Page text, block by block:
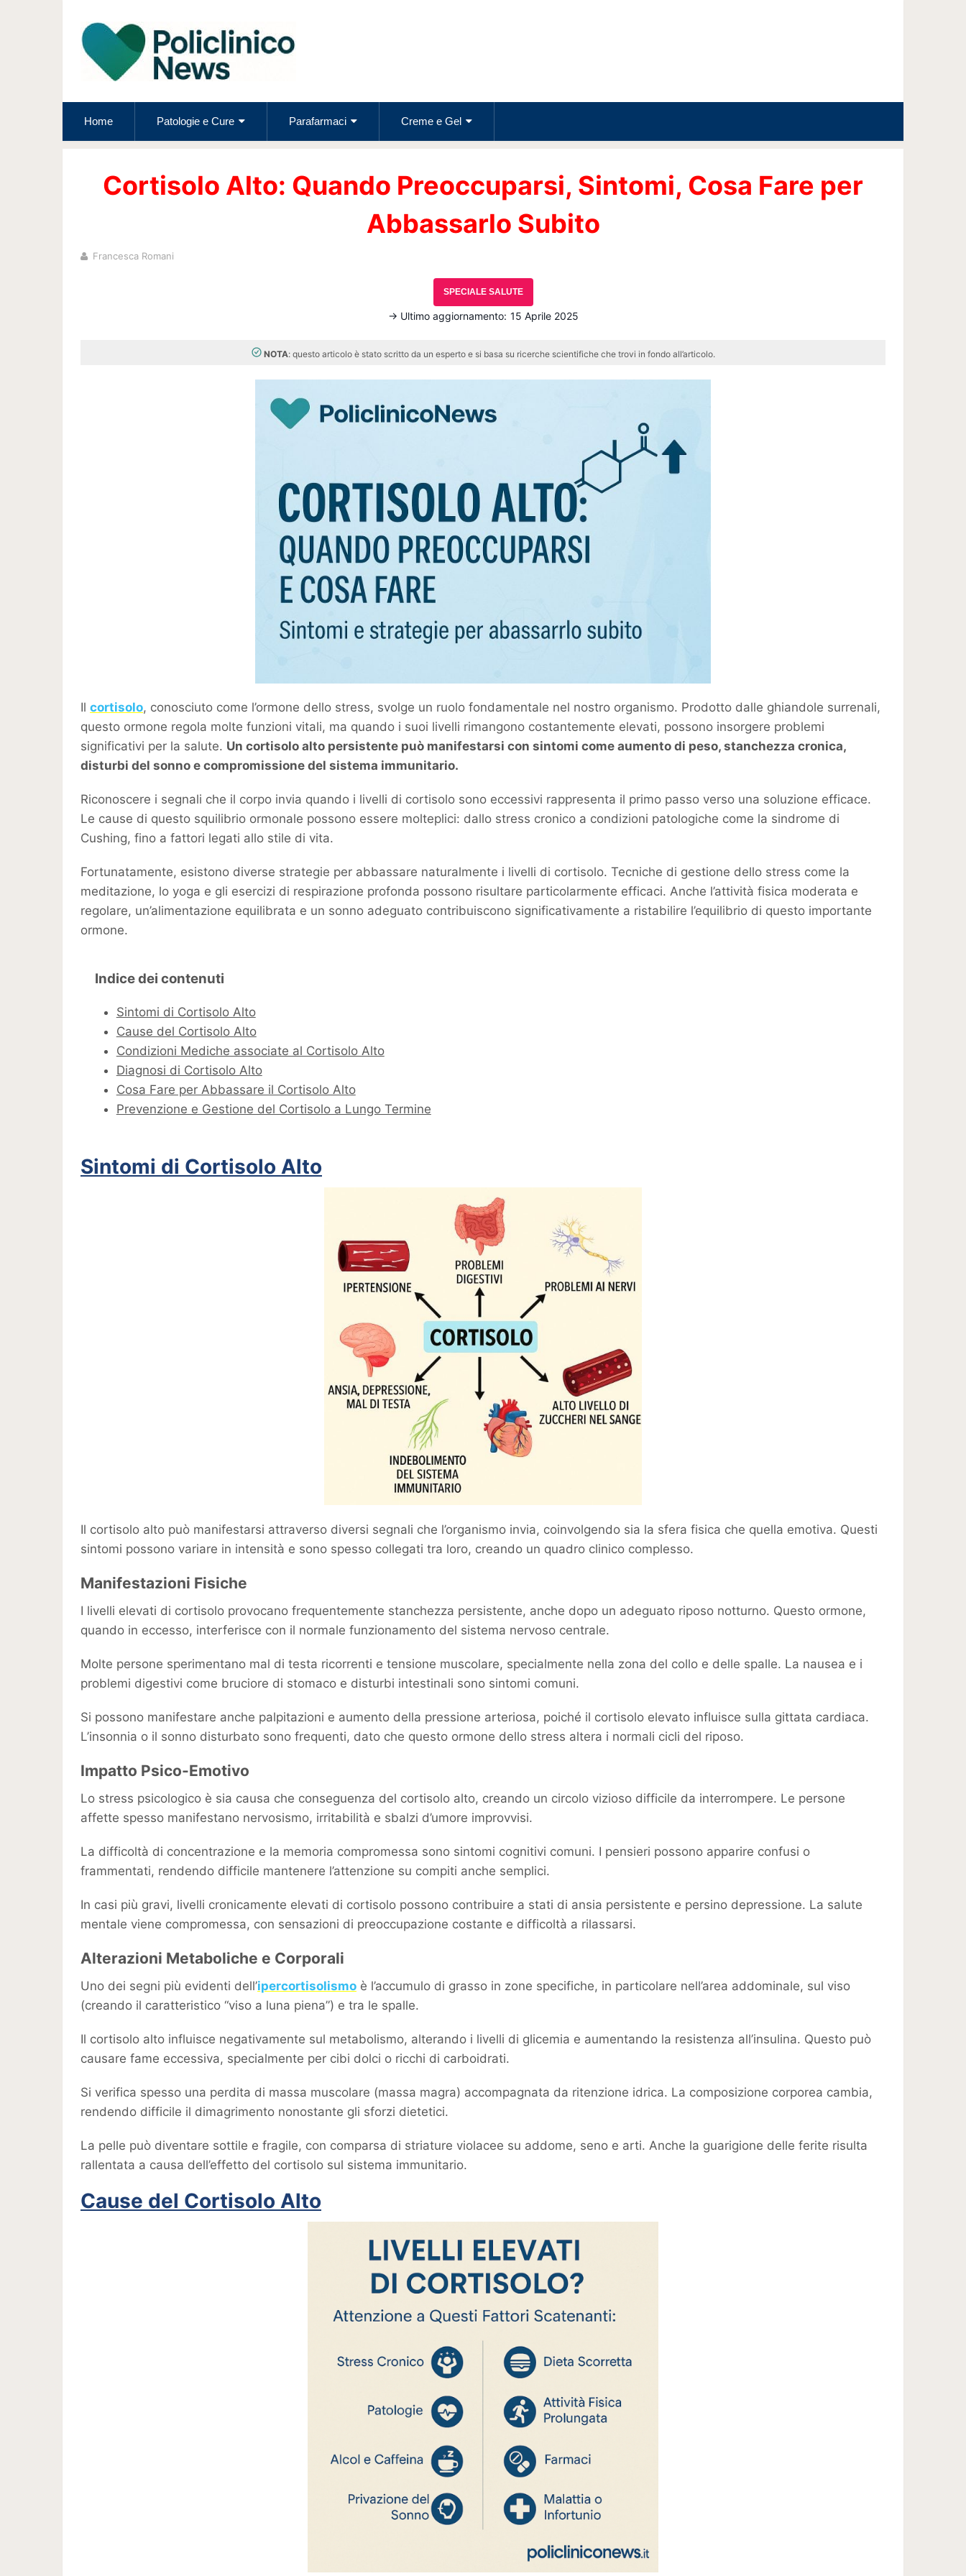
Home Patologie e Cure Parafarmaci Creme e Gel
Cortisolo Alto: Quando Preoccuparsi, Sintomi, Cosa Fare per
Abbassarlo Subito
Francesca Romani
SPECIALE SALUTE
→ Ultimo aggiornamento: 15 Aprile 2025
NOTA: questo articolo è stato scritto da un esperto e si basa su ricerche scientifiche che trovi in fondo all’articolo.
Il cortisolo, conosciuto come l’ormone dello stress, svolge un ruolo fondamentale nel nostro organismo. Prodotto dalle ghiandole surrenali,
questo ormone regola molte funzioni vitali, ma quando i suoi livelli rimangono costantemente elevati, possono insorgere problemi
significativi per la salute. Un cortisolo alto persistente può manifestarsi con sintomi come aumento di peso, stanchezza cronica,
disturbi del sonno e compromissione del sistema immunitario.
Riconoscere i segnali che il corpo invia quando i livelli di cortisolo sono eccessivi rappresenta il primo passo verso una soluzione efficace.
Le cause di questo squilibrio ormonale possono essere molteplici: dallo stress cronico a condizioni patologiche come la sindrome di
Cushing, fino a fattori legati allo stile di vita.
Fortunatamente, esistono diverse strategie per abbassare naturalmente i livelli di cortisolo. Tecniche di gestione dello stress come la
meditazione, lo yoga e gli esercizi di respirazione profonda possono risultare particolarmente efficaci. Anche l’attività fisica moderata e
regolare, un’alimentazione equilibrata e un sonno adeguato contribuiscono significativamente a ristabilire l’equilibrio di questo importante
ormone.
Indice dei contenuti
Sintomi di Cortisolo Alto
Cause del Cortisolo Alto
Condizioni Mediche associate al Cortisolo Alto
Diagnosi di Cortisolo Alto
Cosa Fare per Abbassare il Cortisolo Alto
Prevenzione e Gestione del Cortisolo a Lungo Termine
Sintomi di Cortisolo Alto
Il cortisolo alto può manifestarsi attraverso diversi segnali che l’organismo invia, coinvolgendo sia la sfera fisica che quella emotiva. Questi
sintomi possono variare in intensità e sono spesso collegati tra loro, creando un quadro clinico complesso.
Manifestazioni Fisiche
I livelli elevati di cortisolo provocano frequentemente stanchezza persistente, anche dopo un adeguato riposo notturno. Questo ormone,
quando in eccesso, interferisce con il normale funzionamento del sistema nervoso centrale.
Molte persone sperimentano mal di testa ricorrenti e tensione muscolare, specialmente nella zona del collo e delle spalle. La nausea e i
problemi digestivi come bruciore di stomaco e disturbi intestinali sono sintomi comuni.
Si possono manifestare anche palpitazioni e aumento della pressione arteriosa, poiché il cortisolo elevato influisce sulla gittata cardiaca.
L’insonnia o il sonno disturbato sono frequenti, dato che questo ormone dello stress altera i normali cicli del riposo.
Impatto Psico-Emotivo
Lo stress psicologico è sia causa che conseguenza del cortisolo alto, creando un circolo vizioso difficile da interrompere. Le persone
affette spesso manifestano nervosismo, irritabilità e sbalzi d’umore improvvisi.
La difficoltà di concentrazione e la memoria compromessa sono sintomi cognitivi comuni. I pensieri possono apparire confusi o
frammentati, rendendo difficile mantenere l’attenzione su compiti anche semplici.
In casi più gravi, livelli cronicamente elevati di cortisolo possono contribuire a stati di ansia persistente e persino depressione. La salute
mentale viene compromessa, con sensazioni di preoccupazione costante e difficoltà a rilassarsi.
Alterazioni Metaboliche e Corporali
Uno dei segni più evidenti dell’ipercortisolismo è l’accumulo di grasso in zone specifiche, in particolare nell’area addominale, sul viso
(creando il caratteristico “viso a luna piena”) e tra le spalle.
Il cortisolo alto influisce negativamente sul metabolismo, alterando i livelli di glicemia e aumentando la resistenza all’insulina. Questo può
causare fame eccessiva, specialmente per cibi dolci o ricchi di carboidrati.
Si verifica spesso una perdita di massa muscolare (massa magra) accompagnata da ritenzione idrica. La composizione corporea cambia,
rendendo difficile il dimagrimento nonostante gli sforzi dietetici.
La pelle può diventare sottile e fragile, con comparsa di striature violacee su addome, seno e arti. Anche la guarigione delle ferite risulta
rallentata a causa dell’effetto del cortisolo sul sistema immunitario.
Cause del Cortisolo Alto